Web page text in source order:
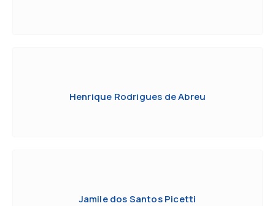
Henrique Rodrigues de Abreu
Jamile dos Santos Picetti